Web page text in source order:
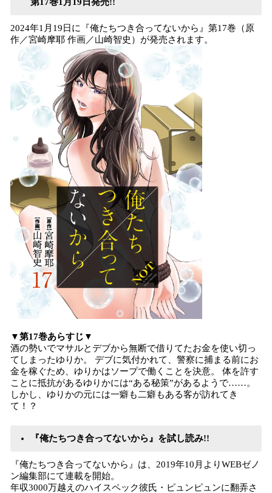
中
で
す
2024年1月19日に『俺たちつき合ってないから』第17巻（原
作／宮崎摩耶 作画／山崎智史）が発売されます。
▼第17巻あらすじ▼
酒の勢いでマサルとデブから無断で借りてたお金を使い切っ
てしまったゆりか。 デブに気付かれて、警察に捕まる前にお
金を稼ぐため、ゆりかはソープで働くことを決意。 体を許す
ことに抵抗があるゆりかには“ある秘策”があるようで……。
しかし、ゆりかの元には一癖も二癖もある客が訪れてき
て！？
『俺たちつき合ってないから』を試し読み!!
『俺たちつき合ってないから』は、2019年10月よりWEBゼノ
ン編集部にて連載を開始。
年収3000万越えのハイスペック彼氏・ピュンピュンに翻弄さ